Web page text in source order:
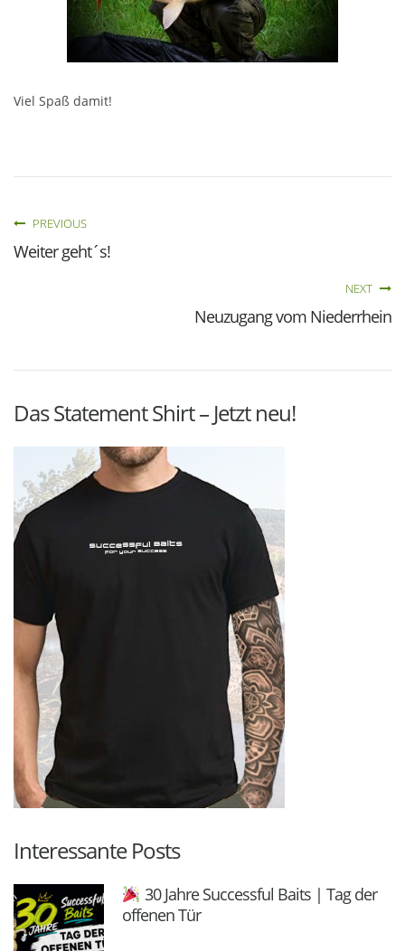
Viel Spaß damit!
PREVIOUS
Weiter geht´s!
NEXT
Neuzugang vom Niederrhein
Das Statement Shirt – Jetzt neu!
Interessante Posts
30 Jahre Successful Baits | Tag der
offenen Tür